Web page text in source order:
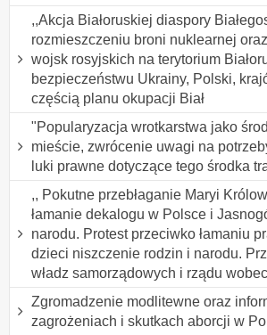
,,Akcja Białoruskiej diaspory
rozmieszczeniu broni nuklearnej
wojsk rosyjskich na terytorium
bezpieczeństwu Ukrainy, Polski,
częścią planu okupacji Biał
"Popularyzacja wrotkarstwa jako
mieście, zwrócenie uwagi na
luki prawne dotyczące tego środka
,, Pokutne przebłaganie Maryi
łamanie dekalogu w Polsce i
narodu. Protest przeciwko łamaniu
dzieci niszczenie rodzin i narodu.
władz samorządowych i rządu wobec
Zgromadzenie modlitewne oraz
zagrożeniach i skutkach aborcji w